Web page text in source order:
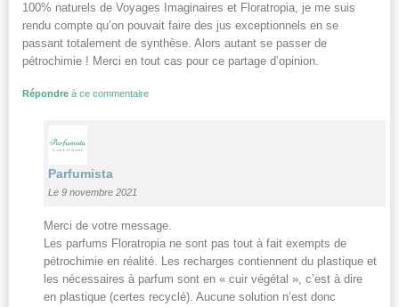
100% naturels de Voyages Imaginaires et Floratropia, je me suis
rendu compte qu’on pouvait faire des jus exceptionnels en se
passant totalement de synthèse. Alors autant se passer de
pétrochimie ! Merci en tout cas pour ce partage d’opinion.
Répondre à ce commentaire
Parfumista
Le 9 novembre 2021
Merci de votre message.
Les parfums Floratropia ne sont pas tout à fait exempts de
pétrochimie en réalité. Les recharges contiennent du plastique et
les nécessaires à parfum sont en « cuir végétal », c’est à dire
en plastique (certes recyclé). Aucune solution n’est donc